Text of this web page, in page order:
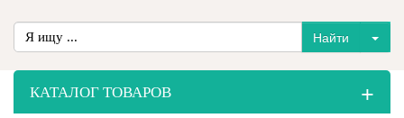
КАТАЛОГ ТОВАРОВ +